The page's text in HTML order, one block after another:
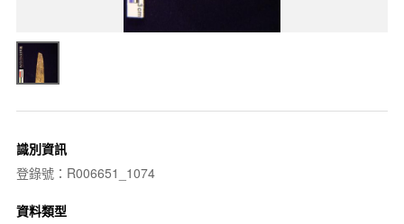
識別資訊
登錄號：R006651_1074
資料類型